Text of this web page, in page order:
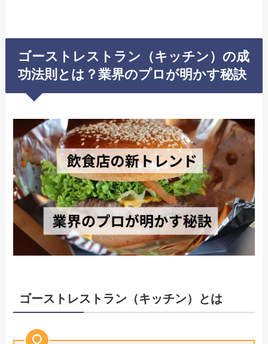
ゴーストレストラン（キッチン）の成
功法則とは？業界のプロが明かす秘訣
ゴーストレストラン（キッチン）とは